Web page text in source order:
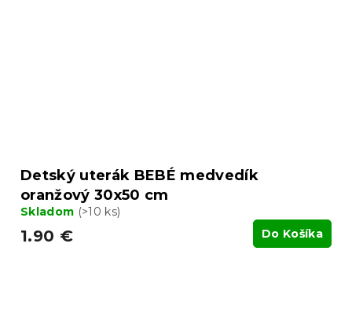
Detský uterák BEBÉ medvedík
oranžový 30x50 cm
Skladom (>10 ks)
1.90 € Do Košíka